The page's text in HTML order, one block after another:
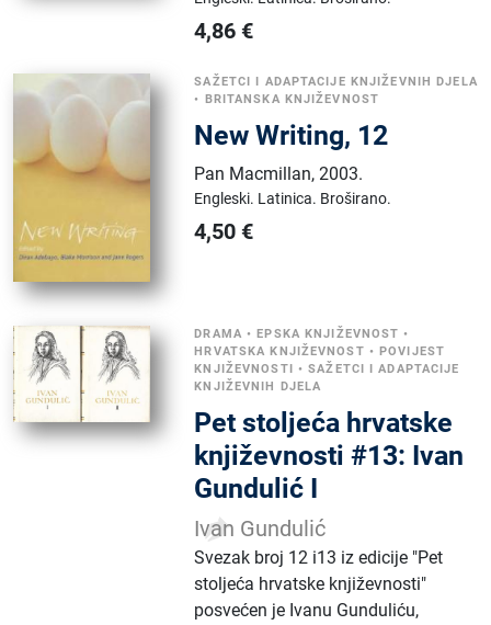
4,86 €
SAŽETCI I ADAPTACIJE KNJIŽEVNIH DJELA
• BRITANSKA KNJIŽEVNOST
New Writing, 12
Pan Macmillan,2003.
Engleski. Latinica. Broširano.
4,50 €
DRAMA • EPSKA KNJIŽEVNOST •
HRVATSKA KNJIŽEVNOST • POVIJEST
KNJIŽEVNOSTI
•SAŽETCI I ADAPTACIJE
KNJIŽEVNIH DJELA
Pet stoljeća hrvatske
književnosti #13: Ivan
Gundulić I
Ivan Gundulić
Svezak broj 12 i13 iz edicije "Pet
stoljeća hrvatske književnosti"
posvećen je Ivanu Gunduliću,